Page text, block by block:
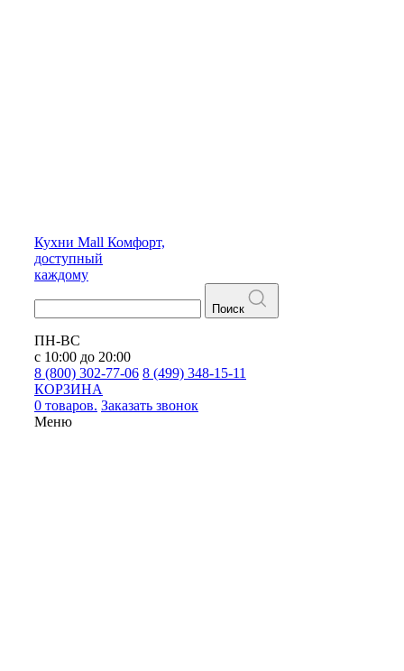
Кухни Mall Комфорт,
доступный
каждому
Поиск
ПН-ВС
с 10:00 до 20:00
8 (800) 302-77-06 8 (499) 348-15-11
КОРЗИНА
0 товаров. Заказать звонок
Меню